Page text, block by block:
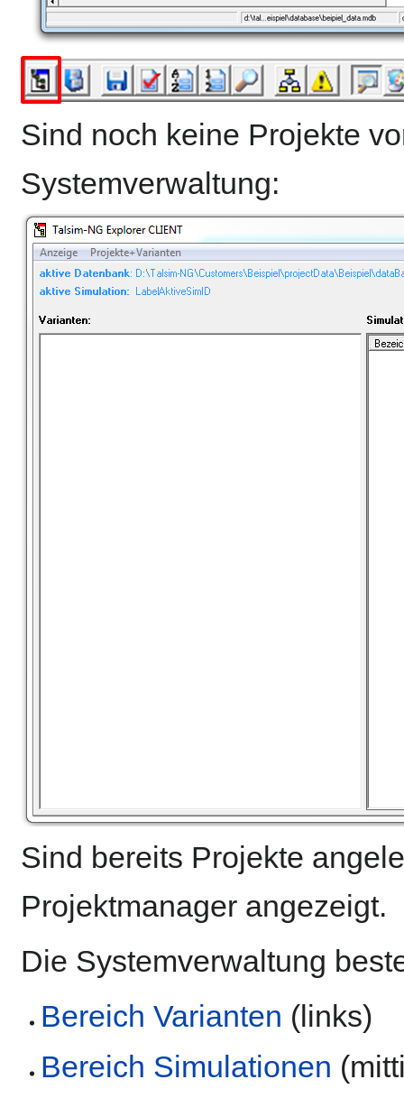
Sind noch keine Projekte
Systemverwaltung:
Sind bereits Projekte
Projektmanager angezeigt.
Die Systemverwaltung
Bereich Varianten (links)
Bereich Simulationen